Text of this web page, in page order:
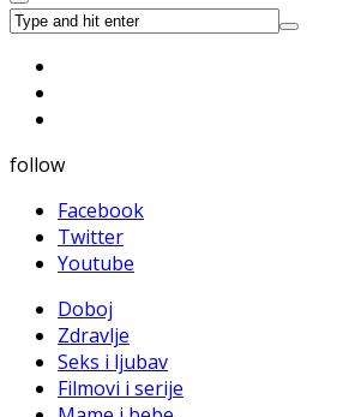
follow
Facebook
Twitter
Youtube
Doboj
Zdravlje
Seks i ljubav
Filmovi i serije